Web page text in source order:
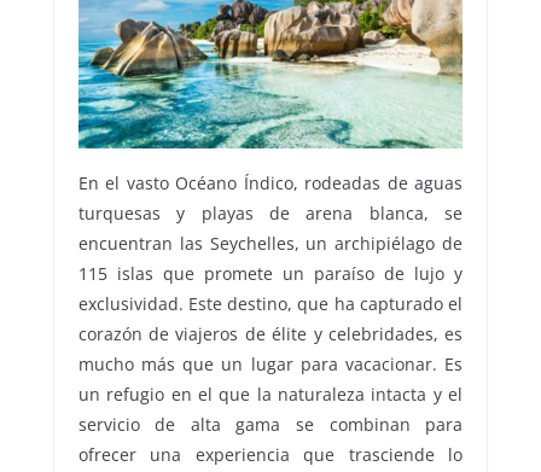
En el vasto Océano Índico, rodeadas de aguas
turquesas y playas de arena blanca, se
encuentran las Seychelles, un archipiélago de
115 islas que promete un paraíso de lujo y
exclusividad. Este destino, que ha capturado el
corazón de viajeros de élite y celebridades, es
mucho más que un lugar para vacacionar. Es
un refugio en el que la naturaleza intacta y el
servicio de alta gama se combinan para
ofrecer una experiencia que trasciende lo